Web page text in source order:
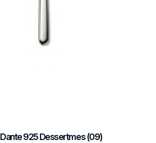
Dante 925Dessertmes (09)